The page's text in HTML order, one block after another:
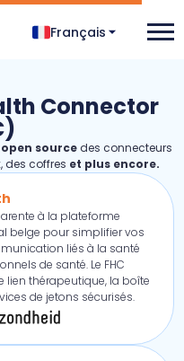
Français
Connector
sourcedes connecteurs
des coffres et plus encore.
à la plateforme
belge pour simplifier vos
liés à la santé
de santé. Le FHC
lien thérapeutique, la boîte
de jetons sécurisés.